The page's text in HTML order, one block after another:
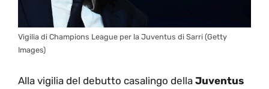
Vigilia di Champions League per la Juventus di Sarri (Getty
Images)
Alla vigilia del debutto casalingo della Juventus